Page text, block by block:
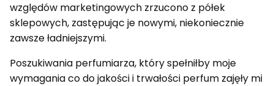
względów marketingowych zrzucono z półek
sklepowych, zastępując je nowymi, niekoniecznie
zawsze ładniejszymi.
Poszukiwania perfumiarza, który spełniłby moje
wymagania co do jakości i trwałości perfum zajęły mi